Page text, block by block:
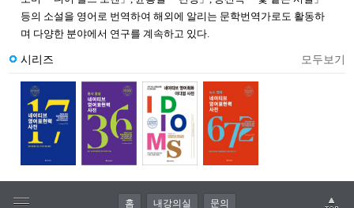
등의 소설을 영어로 번역하여 해외에 알리는 문학번역가로도 활동하
며 다양한 분야에서 연구를 계속하고 있다.
시리즈 모두보기
홈 내강의실 문의